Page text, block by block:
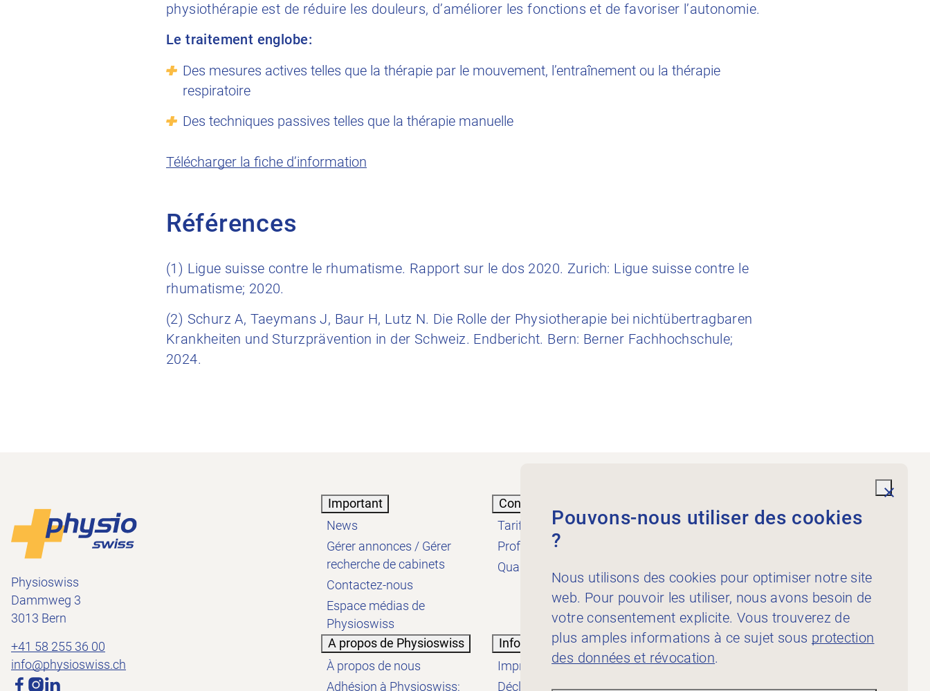
physiothérapie est de réduire les douleurs, d’améliorer les fonctions et de favoriser l’autonomie.
Le traitement englobe:
Des mesures actives telles que la thérapie par le mouvement, l’entraînement ou la thérapie
respiratoire
Des techniques passives telles que la thérapie manuelle
Télécharger la fiche d’information
Références
(1) Ligue suisse contre le rhumatisme. Rapport sur le dos 2020. Zurich: Ligue suisse contre le
rhumatisme; 2020.
(2) Schurz A, Taeymans J, Baur H, Lutz N. Die Rolle der Physiotherapie bei nichtübertragbaren
Krankheiten und Sturzprävention in der Schweiz. Endbericht. Bern: Berner Fachhochschule;
2024.
Footer
Physioswiss
Dammweg 3
3013 Bern
+41 58 255 36 00
info@physioswiss.ch
Important
News
Gérer annonces / Gérer
recherche de cabinets
Contactez-nous
Espace médias de
Physioswiss
Connaissances
Tarifs
Profession
Qualité
À l’intention des
publicateur·rice·s
A propos de Physioswiss
À propos de nous
Adhésion à Physioswiss:
Informations
Impressum
Déclaration de protection des
Pouvons-nous utiliser des cookies
?
Nous utilisons des cookies pour optimiser notre site
web. Pour pouvoir les utiliser, nous avons besoin de
votre consentement explicite. Vous trouverez de
plus amples informations à ce sujet sous protection
des données et révocation.